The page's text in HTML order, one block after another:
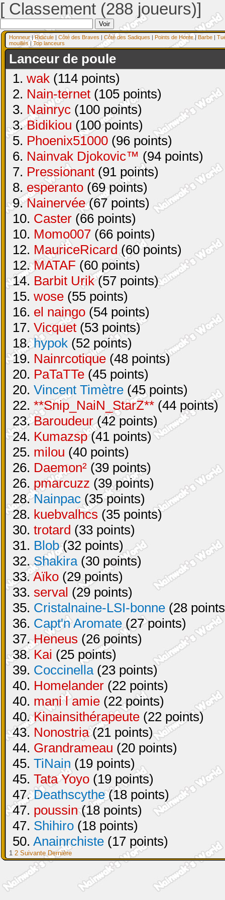
[ Classement (288 joueurs)]
Honneur|Ridicule | Côté des Braves | Côté des Sadiques | Points de Honte| Barbe |
mouillés| Top lanceurs
Lanceur de poule
1. wak (114 points)
2. Nain-ternet (105 points)
3. Nainryc (100 points)
3.Bidikiou (100 points)
5. Phoenix51000 (96 points)
6. Nainvak Djokovic™ (94 points)
7. Pressionant (91 points)
8. esperanto (69 points)
9.Nainervée(67 points)
10. Caster (66 points)
10. Momo007 (66 points)
12. MauriceRicard(60 points)
12.MATAF (60 points)
14. Barbit Urik(57 points)
15. wose (55 points)
16. el naingo (54 points)
17. Vicquet (53 points)
18.hypok (52 points)
19. Nainrcotique (48 points)
20. PaTaTTe (45 points)
20. Vincent Timètre (45 points)
22. **Snip_NaiN_StarZ** (44 points)
23.Baroudeur(42 points)
24. Kumazsp(41 points)
25. milou (40 points)
26. Daemon² (39 points)
26. pmarcuzz (39 points)
28.Nainpac (35 points)
28. kuebvalhcs (35 points)
30. trotard (33 points)
31. Blob(32 points)
32.Shakira(30 points)
33.Aïko (29 points)
33. serval (29 points)
35. Cristalnaine-LSI-bonne (28
36. Capt'n Aromate(27 points)
37.Heneus (26 points)
38. Kai (25 points)
39. Coccinella(23 points)
40. Homelander (22 points)
40. mani l amie (22 points)
40.Kinainsithérapeute (22 points)
43. Nonostria(21 points)
44. Grandrameau (20 points)
45. TiNain (19 points)
45. Tata Yoyo (19 points)
47.Deathscythe(18 points)
47. poussin(18 points)
47. Shihiro (18 points)
50. Anainrchiste (17 points)
1 2 Suivante Dernière